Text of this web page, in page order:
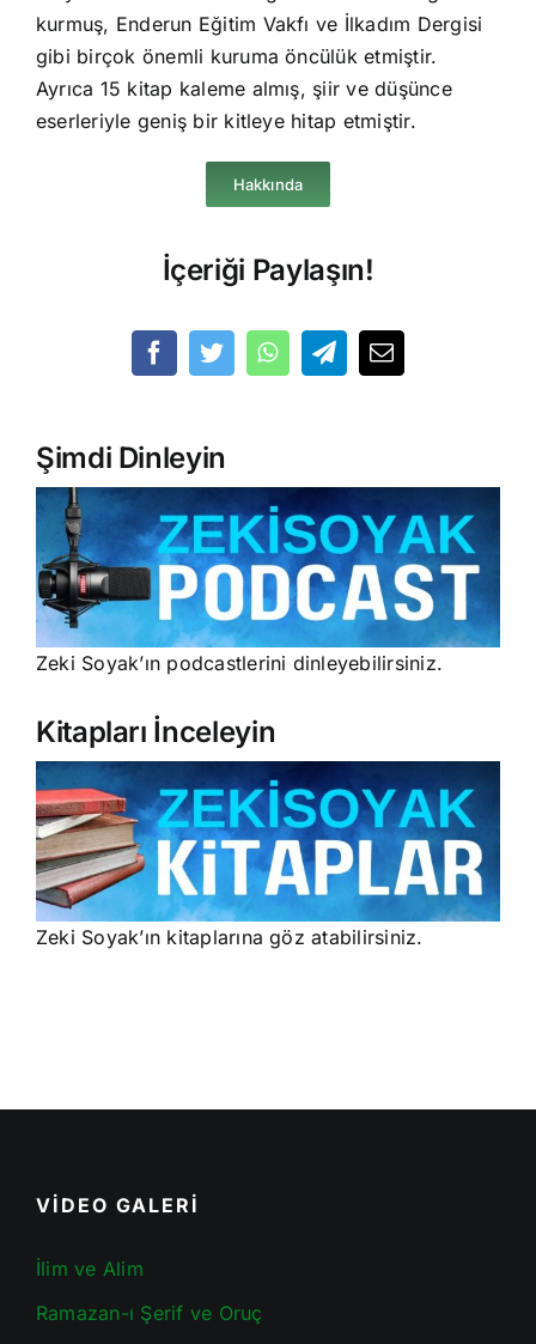
kurmuş, Enderun Eğitim Vakfı ve İlkadım Dergisi
gibi birçok önemli kuruma öncülük etmiştir.
Ayrıca 15 kitap kaleme almış, şiir ve düşünce
eserleriyle geniş bir kitleye hitap etmiştir.
Hakkında
İçeriği Paylaşın!
Şimdi Dinleyin
Zeki Soyak’ın podcastlerini dinleyebilirsiniz.
Kitapları İnceleyin
Zeki Soyak’ın kitaplarına göz atabilirsiniz.
VİDEO GALERİ
İlim ve Alim
Ramazan-ı Şerif ve Oruç